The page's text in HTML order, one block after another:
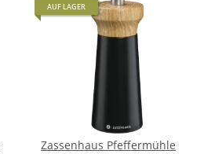
AUF LAGER
Zassenhaus Pfeffermühle